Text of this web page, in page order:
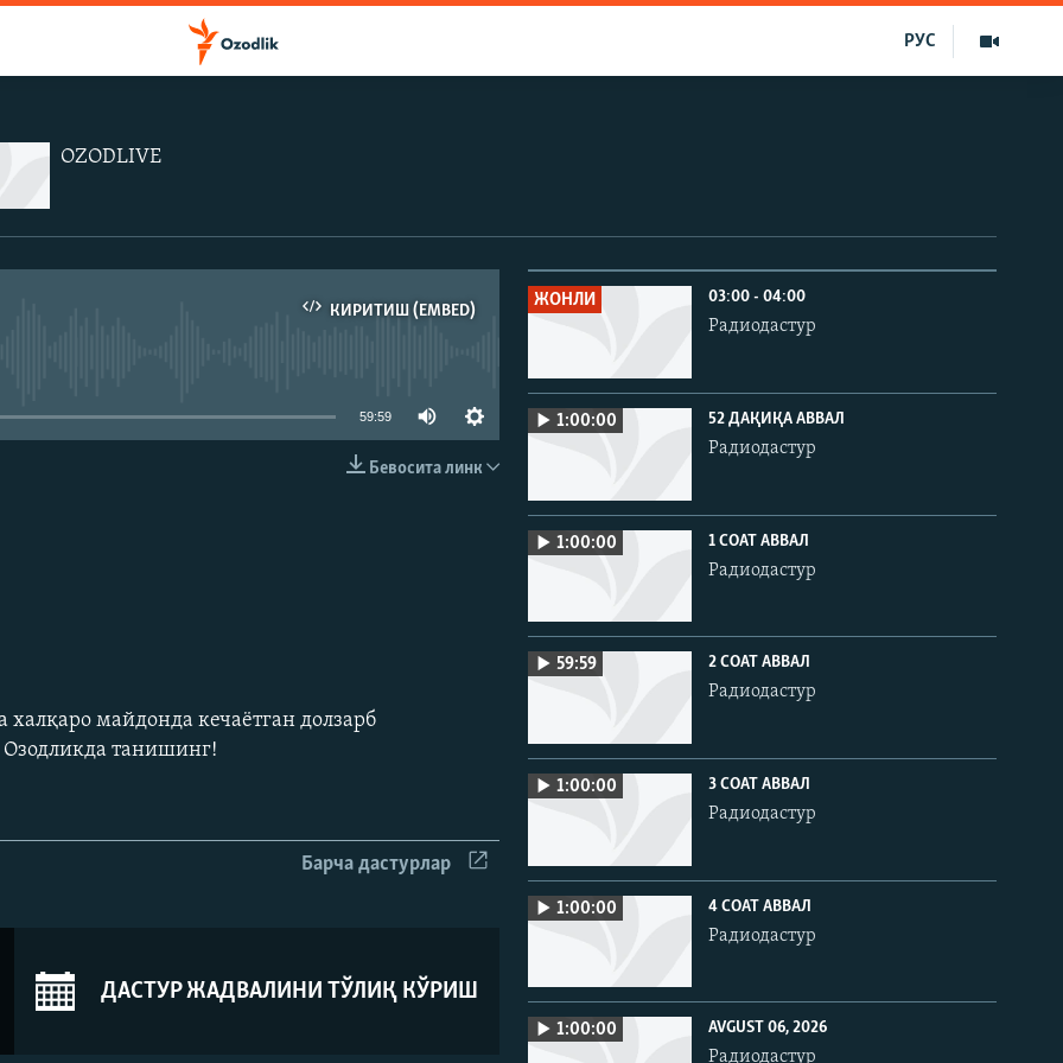
РУС
OZODLIVE
КИРИТИШ (EMBED)
59:59
Бевосита линк
майдонда кечаëтган долзарб
Озодликда танишинг!
Барча дастурлар
ДАСТУР ЖАДВАЛИНИ ТЎЛИҚ КЎРИШ
ЖОНЛИ 03:00 - 04:00
Радиодастур
1:00:00 52 ДАҚИҚА АВВАЛ
Радиодастур
1:00:00 1 СОАТ АВВАЛ
Радиодастур
59:59 2 СОАТ АВВАЛ
Радиодастур
1:00:00 3 СОАТ АВВАЛ
Радиодастур
1:00:00 4 СОАТ АВВАЛ
Радиодастур
1:00:00 AVGUST 06, 2026
Радиодастур